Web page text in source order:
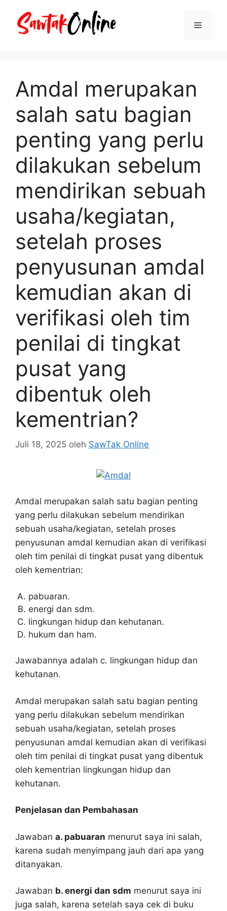
Menu
Amdal merupakan
salah satu bagian
penting yang perlu
dilakukan sebelum
mendirikan sebuah
usaha/kegiatan,
setelah proses
penyusunan amdal
kemudian akan di
verifikasi oleh tim
penilai di tingkat
pusat yang
dibentuk oleh
kementrian?
Juli 18, 2025 oleh SawTak Online
Amdal merupakan salah satu bagian penting
yang perlu dilakukan sebelum mendirikan
sebuah usaha/kegiatan, setelah proses
penyusunan amdal kemudian akan di verifikasi
oleh tim penilai di tingkat pusat yang dibentuk
oleh kementrian:
pabuaran.
energi dan sdm.
lingkungan hidup dan kehutanan.
hukum dan ham.
Jawabannya adalah c. lingkungan hidup dan
kehutanan.
Amdal merupakan salah satu bagian penting
yang perlu dilakukan sebelum mendirikan
sebuah usaha/kegiatan, setelah proses
penyusunan amdal kemudian akan di verifikasi
oleh tim penilai di tingkat pusat yang dibentuk
oleh kementrian lingkungan hidup dan
kehutanan.
Penjelasan dan Pembahasan
Jawaban a. pabuaran menurut saya ini salah,
karena sudah menyimpang jauh dari apa yang
ditanyakan.
Jawaban b. energi dan sdm menurut saya ini
juga salah, karena setelah saya cek di buku